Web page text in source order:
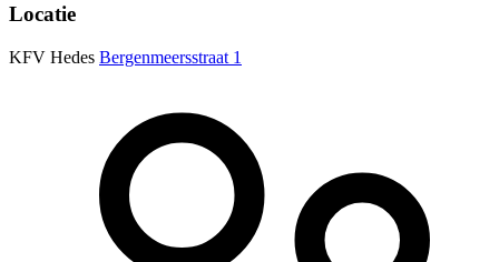
Locatie
KFV Hedes Bergenmeersstraat 1